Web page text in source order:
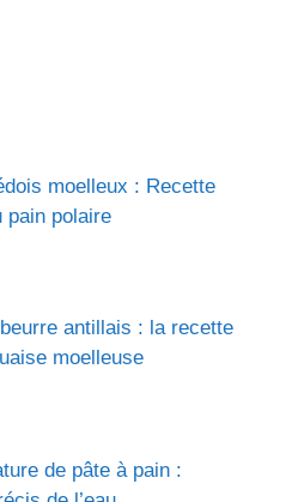
moelleux : Recette
pain polaire
antillais : la recette
moelleuse
de pâte à pain :